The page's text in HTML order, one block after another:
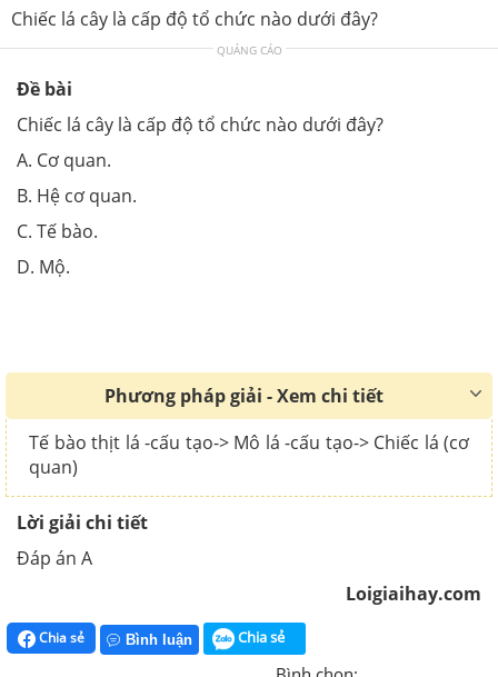
Chiếc lá cây là cấp độ tổ chức nào dưới đây?
QUẢNG CÁO
Đề bài
Chiếc lá cây là cấp độ tổ chức nào dưới đây?
A. Cơ quan.
B. Hệ cơ quan.
C. Tế bào.
D. Mộ.
Phương pháp giải - Xem chi tiết
Tế bào thịt lá -cấu tạo-> Mô lá -cấu tạo-> Chiếc lá (cơ
quan)
Lời giải chi tiết
Đáp án A
Loigiaihay.com
Chia sẻ Bình luận Chia sẻ